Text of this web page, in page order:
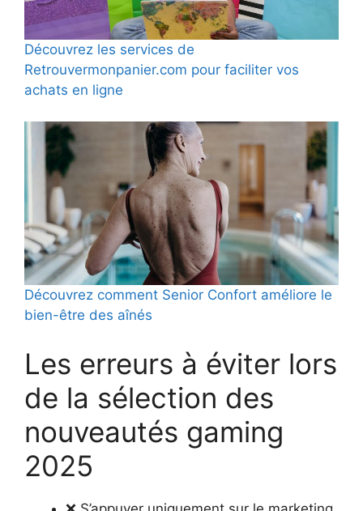
Découvrez les services de
Retrouvermonpanier.com pour faciliter vos
achats en ligne
Découvrez comment Senior Confort améliore le
bien-être des aînés
Les erreurs à éviter lors
de la sélection des
nouveautés gaming
2025